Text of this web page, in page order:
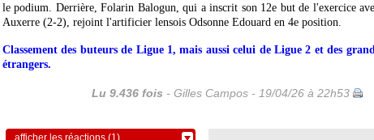
le podium. Derrière, Folarin Balogun, qui a inscrit son 12e but de l'exercice
Auxerre (2-2), rejoint l'artificier lensois Odsonne Edouard en 4e position.
Classement des buteurs de Ligue 1, mais aussi celui de Ligue 2 et des
étrangers.
Lu 9.436 fois - Gilles Campos - 19/04/26 à 22h53
afficher les réactions (1)